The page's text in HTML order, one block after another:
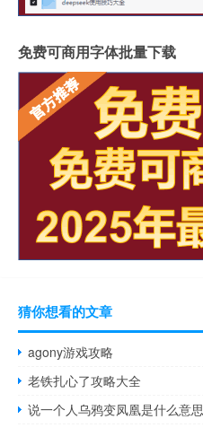
免费可商用字体批量下载
猜你想看的文章
agony游戏攻略
老铁扎心了攻略大全
说一个人乌鸦变凤凰是什么意思